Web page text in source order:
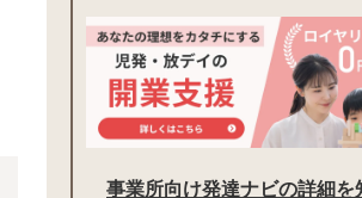
事業所向け発達ナビの詳細を